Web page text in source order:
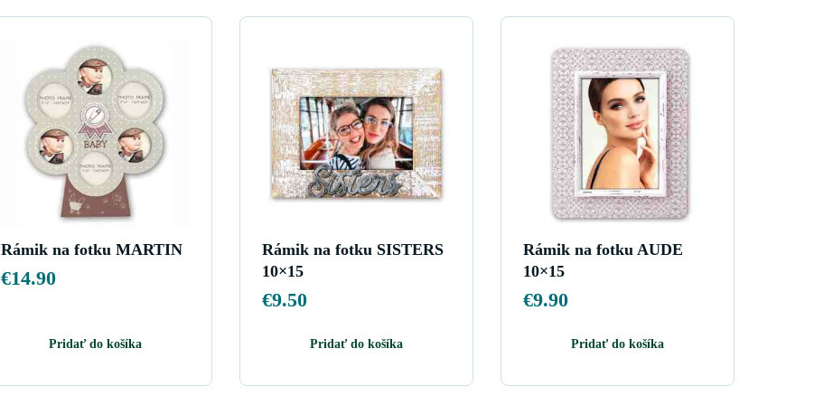
Rámik na fotku MARTIN
€14.90
Pridať do košíka
Rámik na fotku SISTERS
10×15
€9.50
Pridať do košíka
Rámik na fotku AUDE
10×15
€9.90
Pridať do košíka